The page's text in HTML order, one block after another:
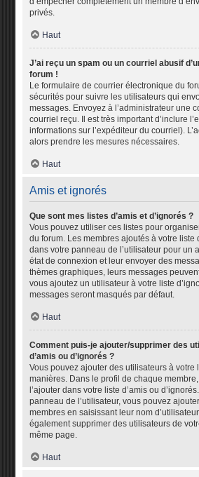
privés.
Haut
J’ai reçu un spam ou un courriel abusif
forum !
Le formulaire de courrier électronique du
sécurités pour suivre les utilisateurs qui
messages. Envoyez à l’administrateur une
courriel reçu. Il est très important d’inclure
informations sur l’expéditeur du courriel).
alors prendre les mesures nécessaires.
Haut
Amis et ignorés
Que sont mes listes d’amis et d’ignorés ?
Vous pouvez utiliser ces listes pour
du forum. Les membres ajoutés à votre liste
dans votre panneau de l’utilisateur pour un
état de connexion et leur envoyer des
thèmes graphiques, leurs messages
vous ajoutez un utilisateur à votre liste
messages seront masqués par défaut.
Haut
Comment puis-je ajouter/supprimer des
d’amis ou d’ignorés ?
Vous pouvez ajouter des utilisateurs à votre
manières. Dans le profil de chaque
l’ajouter dans votre liste d’amis ou
panneau de l’utilisateur, vous pouvez
membres en saisissant leur nom
également supprimer des utilisateurs de
même page.
Haut